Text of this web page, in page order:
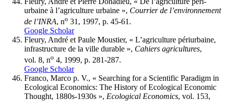
urbaine à l’agriculture urbaine », Courrier de l’environnement
de l’INRA, no 31, 1997, p. 45-61.
Google Scholar
Fleury, André et Paule Moustier, « L’agriculture périurbaine,
infrastructure de la ville durable », Cahiers agricultures,
vol. 8, no 4, 1999, p. 281-287.
Google Scholar
Franco, Marco p. V., « Searching for a Scientific Paradigm in
Ecological Economics: The History of Ecological Economic
Thought, 1880s-1930s », Ecological Economics, vol. 153,